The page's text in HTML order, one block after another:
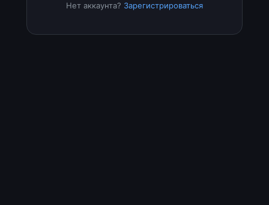
Нет аккаунта? Зарегистрироваться